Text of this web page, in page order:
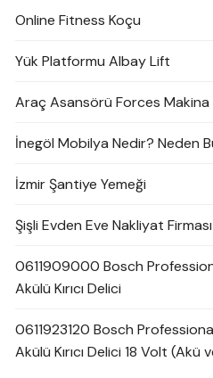
Online Fitness Koçu
Yük Platformu Albay Lift
Araç Asansörü Forces Makina
İnegöl Mobilya Nedir? Neden
İzmir Şantiye Yemeği
Şişli Evden Eve Nakliyat Firması
0611909000 Bosch
Akülü Kırıcı Delici
0611923120 Bosch
Akülü Kırıcı Delici 18 Volt (Akü